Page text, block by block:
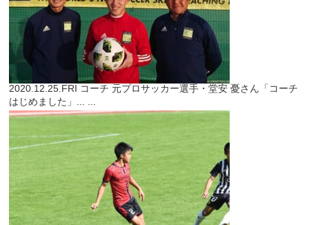
2020.12.25.FRI コーチ 元プロサッカー選手・堂安 憂さん「コーチ
はじめました」...